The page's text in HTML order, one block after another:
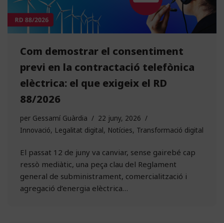
Com demostrar el consentiment
previ en la contractació telefònica
elèctrica: el que exigeix el RD
88/2026
per Gessamí Guàrdia
22 juny, 2026
Innovació, Legalitat digital, Notícies, Transformació digital
El passat 12 de juny va canviar, sense gairebé cap
ressò mediàtic, una peça clau del Reglament
general de subministrament, comercialització i
agregació d’energia elèctrica…